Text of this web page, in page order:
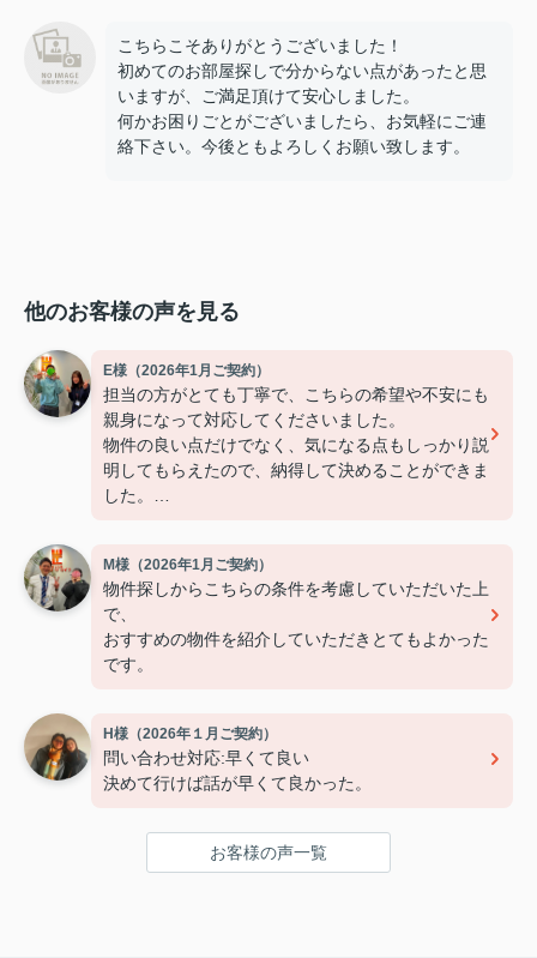
こちらこそありがとうございました！
初めてのお部屋探しで分からない点があったと思
いますが、ご満足頂けて安心しました。
何かお困りごとがございましたら、お気軽にご連
絡下さい。今後ともよろしくお願い致します。
他のお客様の声を見る
E様（2026年1月ご契約）
担当の方がとても丁寧で、こちらの希望や不安にも
親身になって対応してくださいました。
物件の良い点だけでなく、気になる点もしっかり説
明してもらえたので、納得して決めることができま
した。
また引っ越しの機会があれば、ぜひお願いしたいで
す。
M様（2026年1月ご契約）
物件探しからこちらの条件を考慮していただいた上
で、
おすすめの物件を紹介していただきとてもよかった
です。
H様（2026年１月ご契約）
問い合わせ対応:早くて良い
決めて行けば話が早くて良かった。
お客様の声一覧